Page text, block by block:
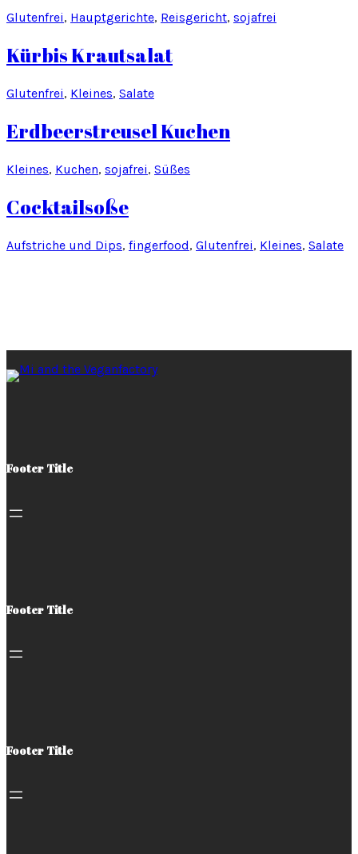
Glutenfrei, Hauptgerichte, Reisgericht, sojafrei
Kürbis Krautsalat
Glutenfrei, Kleines, Salate
Erdbeerstreusel Kuchen
Kleines, Kuchen, sojafrei, Süßes
Cocktailsoße
Aufstriche und Dips, fingerfood, Glutenfrei, Kleines, Salate
Footer Title
Footer Title
Footer Title